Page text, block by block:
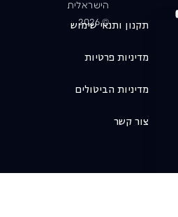
הישראלית
© 2026
תקנון ותנאי שימוש
מדיניות פרטיות
מדיניות הביטולים
צור קשר